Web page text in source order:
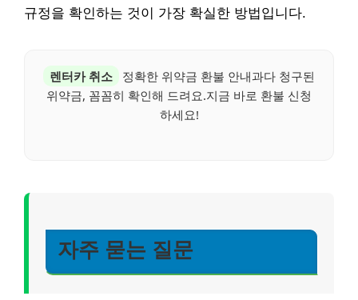
규정을 확인하는 것이 가장 확실한 방법입니다.
렌터카 취소
정확한 위약금 환불 안내과다 청구된
위약금, 꼼꼼히 확인해 드려요.지금 바로 환불 신청
하세요!
자주 묻는 질문